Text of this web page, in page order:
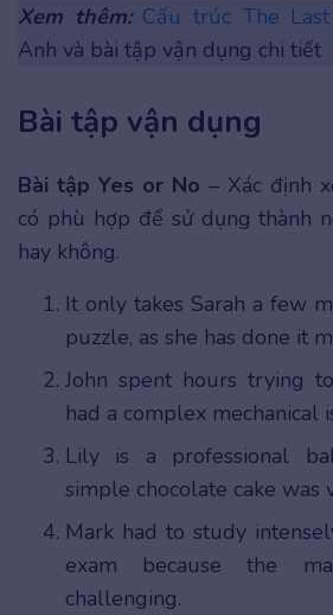
Xem thêm: Cấu trúc The
Anh và bài tập vận dụng chi tiết
Bài tập vận dụng
Bài tập Yes or No – Xác định
có phù hợp để sử dụng thành
hay không.
It only takes Sarah a few
puzzle, as she has done it
John spent hours trying
had a complex mechanical
Lily is a professional
simple chocolate cake was
Mark had to study
exam because the
challenging.